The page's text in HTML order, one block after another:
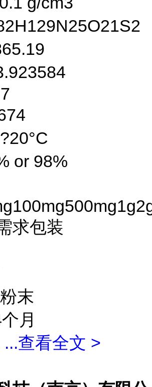
or 98%
求包装
末
月
...查看全文 >